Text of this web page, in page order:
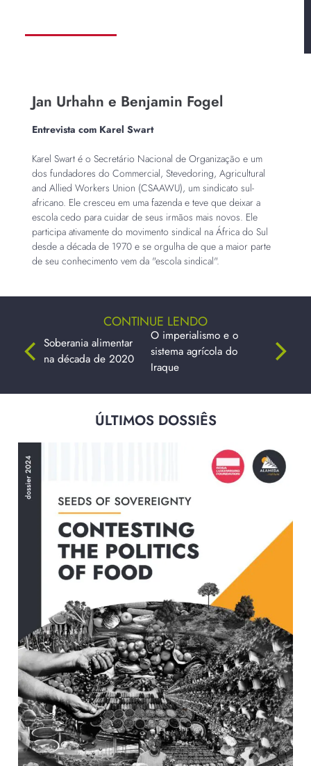
Jan Urhahn e Benjamin Fogel
Entrevista com Karel Swart
Karel Swart é o Secretário Nacional de Organização e um
dos fundadores do Commercial, Stevedoring, Agricultural
and Allied Workers Union (CSAAWU), um sindicato sul-
africano. Ele cresceu em uma fazenda e teve que deixar a
escola cedo para cuidar de seus irmãos mais novos. Ele
participa ativamente do movimento sindical na África do Sul
desde a década de 1970 e se orgulha de que a maior parte
de seu conhecimento vem da "escola sindical".
CONTINUE LENDO
Soberania alimentar
na década de 2020
O imperialismo e o
sistema agrícola do
Iraque
ÚLTIMOS DOSSIÊS